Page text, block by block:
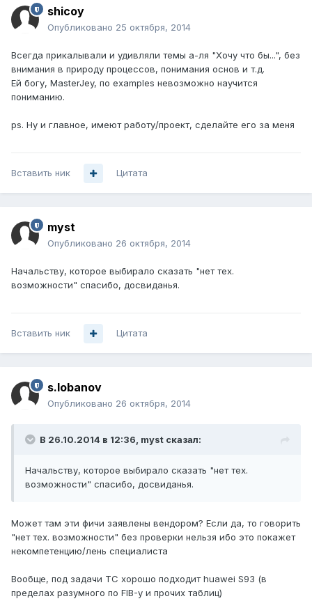
shicoy
Опубликовано 25 октября, 2014
Всегда прикалывали и удивляли темы а-ля "Хочу что бы...", без
внимания в природу процессов, понимания основ и т.д.
Ей богу, MasterJey, по examples невозможно научится
пониманию.
ps. Ну и главное, имеют работу/проект, сделайте его за меня
Вставить ник Цитата
myst
Опубликовано 26 октября, 2014
Начальству, которое выбирало сказать "нет тех.
возможности" спасибо, досвиданья.
Вставить ник Цитата
s.lobanov
Опубликовано 26 октября, 2014
В 26.10.2014 в 12:36, myst сказал:
Начальству, которое выбирало сказать "нет тех.
возможности" спасибо, досвиданья.
Может там эти фичи заявлены вендором? Если да, то говорить
"нет тех. возможности" без проверки нельзя ибо это покажет
некомпетенцию/лень специалиста
Вообще, под задачи ТС хорошо подходит huawei S93 (в
пределах разумного по FIB-у и прочих таблиц)